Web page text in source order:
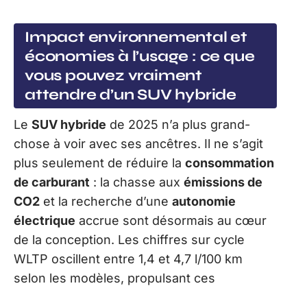
Impact environnemental et
économies à l’usage : ce que
vous pouvez vraiment
attendre d’un SUV hybride
Le SUV hybride de 2025 n’a plus grand-
chose à voir avec ses ancêtres. Il ne s’agit
plus seulement de réduire la consommation
de carburant : la chasse aux émissions de
CO2 et la recherche d’une autonomie
électrique accrue sont désormais au cœur
de la conception. Les chiffres sur cycle
WLTP oscillent entre 1,4 et 4,7 l/100 km
selon les modèles, propulsant ces